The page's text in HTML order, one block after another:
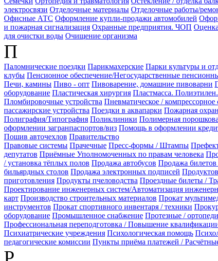
электросвязи Отделочные материалы Отделочные работы/
Офисные АТС Оформление купли-продажи автомобилей
и пожарная сигнализация Охранные предприятия. ЧОП
для очистки воды Очищение организма
П
Паломнические поездки Парикмахерские Парки культуры и
клубы Пенсионное обеспечение/Негосударственные
Печи, камины Пиво - опт Пивоварение, домашние пивоварни
оборудование Пластическая хирургия Пластмасса.
Пломбировочные устройства Пневматическое / компрессорное
пассажирские устройства Поездки в аквапарки Пожарная
Полиграфия/Типография Поликлиники Полимерная
оформлении загранпаспортов/виз Помощь в оформлении
Пошив авточехлов Правительство
Правовые системы Прачечные Пресс-формы / Штампы
депутатов Приёмные Уполномоченных по правам человека
/ установка тёплых полов Продажа автобусов Продажа билетов
бильярдных столов Продажа электронных подписей
приготовления Продукты пчеловодства Проездные билеты /
Проектирование инженерных систем/Автоматизация
карт Производство строительных материалов Прокат
инструментов Прокат спортивного инвентаря / техники
оборудование Промышленное снабжение Протезные /
Профессиональная переподготовка / Повышение
Психиатрические учреждения Психологическая помощь
педагогические комиссии Пункты приёма платежей /